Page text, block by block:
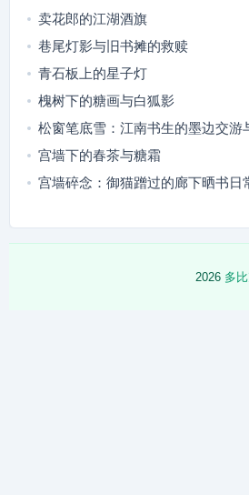
卖花郎的江湖酒旗
巷尾灯影与旧书摊的救赎
青石板上的星子灯
槐树下的糖画与白狐影
松窗笔底雪：江南书生的墨边交游
迹
宫墙下的春茶与糖霜
宫墙碎念：御猫蹭过的廊下晒书日
2026 多